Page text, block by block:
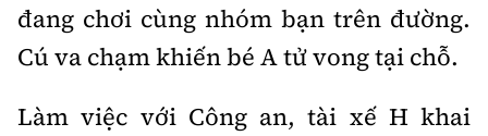
đang chơi cùng nhóm bạn trên đường.
Cú va chạm khiến bé A tử vong tại chỗ.
Làm việc với Công an, tài xế H khai